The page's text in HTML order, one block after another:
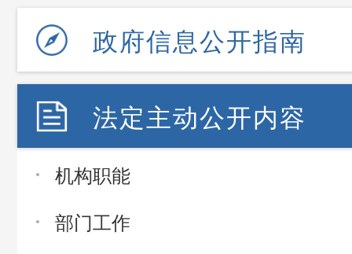
政府信息公开指南
法定主动公开内容
机构职能
部门工作